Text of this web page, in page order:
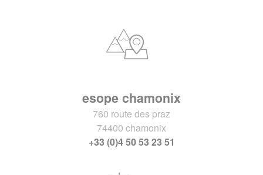
esope chamonix
760 route des praz
74400 chamonix
+33 (0)4 50 53 23 51